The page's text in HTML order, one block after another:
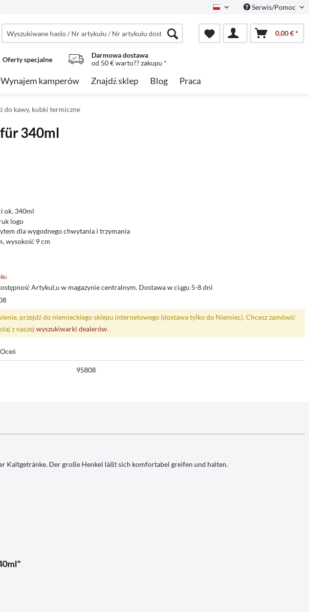
Polish Serwis/Pomoc
0,00 € *
Oferty specjalne
Darmowa dostawa
od 50 € warto?? zakupu *
Wynajem kamperów Znajdź sklep Blog Praca
do kawy, kubki termiczne
340ml
ok. 340ml
logo
dla wygodnego chwytania i trzymania
wysokość 9 cm
Artykuł‚u w magazynie centralnym. Dostawa w ciągu 5-8 dni
przejdź do niemieckiego sklepu internetowego (dostawa tylko do Niemiec). Chcesz zamówić
z naszejwyszukiwarki dealerów.
Oceń
95808
Kaltgetränke. Der große Henkel läßt sich komfortabel greifen und halten.